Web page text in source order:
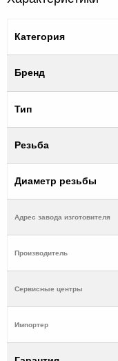
Категория
Бренд
Тип
Резьба
Диаметр резьбы
Адрес завода изготовителя
Производитель
Cервисные центры
Импортер